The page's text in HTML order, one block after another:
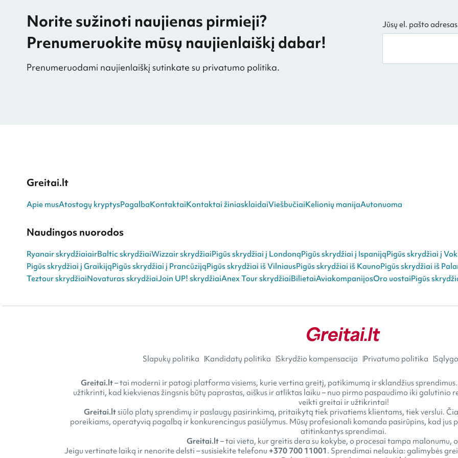
Norite sužinoti naujienas pirmieji?
Prenumeruokite mūsų naujienlaiškį dabar!
Prenumeruodami naujienlaiškį sutinkate su privatumo politika.
Jūsų el. pašto adresas
Greitai.lt
Apie musAtostogų kryptysPagalbaKontaktaiKontaktai žiniasklaidaiViešbučiaiKelionių manijaAutonuoma
Naudingos nuorodos
Ryanair skrydžiaiairBaltic skrydžiaiWizzair skrydžiaiPigūs skrydžiai į LondonąPigūs skrydžiai į IspanijąPigūs skrydžiai į
Pigūs skrydžiai į GraikijąPigūs skrydžiai į PrancūzijąPigūs skrydžiai iš VilniausPigūs skrydžiai iš KaunoPigūs skrydžiai iš
Teztour skrydžiaiNovaturas skrydžiaiJoin UP! skrydžiaiAnex Tour skrydžiaiBilietaiAviakompanijosOro uostaiPigūs
Slapukų politika Kandidatų politika Skrydžio kompensacija Privatumo politika
Greitai.lt– tai moderni ir patogi platforma visiems, kurie vertina greitį, patikimumą ir sklandžius
užtikrinti, kad kiekvienas žingsnis būtų paprastas, aiškus ir atliktas laiku – nuo pirmo paspaudimo iki galutinio
veikti greitai ir užtikrintai!
Greitai.ltsiūlo platų sprendimų ir paslaugų pasirinkimą, pritaikytą tiek privatiems klientams, tiek verslui.
poreikiams, operatyvią pagalbą ir konkurencingus pasiūlymus. Mūsų profesionali komanda pasirūpins, kad jus
atitinkantys sprendimai.
Greitai.lt– tai vieta, kur greitis dera su kokybe, o procesai tampa malonumu,
Jeigu vertinate laiką ir nenorite delsti – susisiekite telefonu +370 700 11001 . Sprendimai nelaukia: galimybės